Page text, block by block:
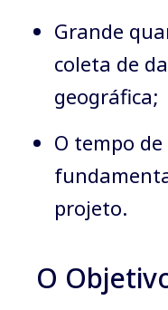
Grande
coleta de
geográfica;
O tempo
projeto.
O